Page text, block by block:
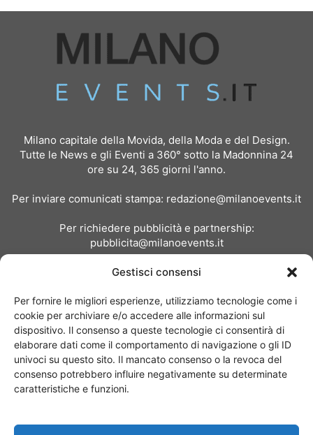
Gestisci consensi
Per fornire le migliori esperienze, utilizziamo tecnologie come i
cookie per archiviare e/o accedere alle informazioni sul
dispositivo. Il consenso a queste tecnologie ci consentirà di
elaborare dati come il comportamento di navigazione o gli ID
univoci su questo sito. Il mancato consenso o la revoca del
consenso potrebbero influire negativamente su determinate
caratteristiche e funzioni.
Milano capitale della Movida, della Moda e del Design.
Tutte le News e gli Eventi a 360° sotto la Madonnina 24
ore su 24, 365 giorni l'anno.
Per inviare comunicati stampa: redazione@milanoevents.it
Per richiedere pubblicità e partnership:
pubblicita@milanoevents.it
Chi siamo I Nostri Clienti